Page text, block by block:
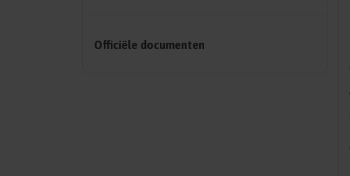
Officiële documenten